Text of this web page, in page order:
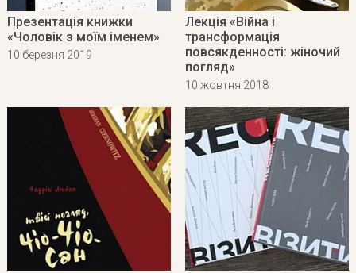
Презентація книжки
«Чоловік з моїм іменем»
10 березня 2019
Лекція «Війна і
трансформація
повсякденності: жіночий
погляд»
10 жовтня 2018